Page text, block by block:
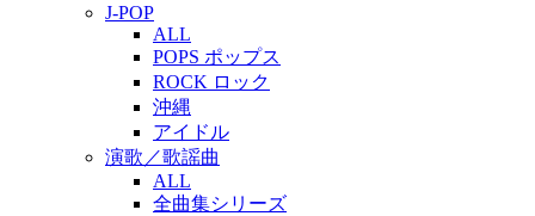
J-POP
ALL
POPS ポップス
ROCK ロック
沖縄
アイドル
演歌／歌謡曲
ALL
全曲集シリーズ